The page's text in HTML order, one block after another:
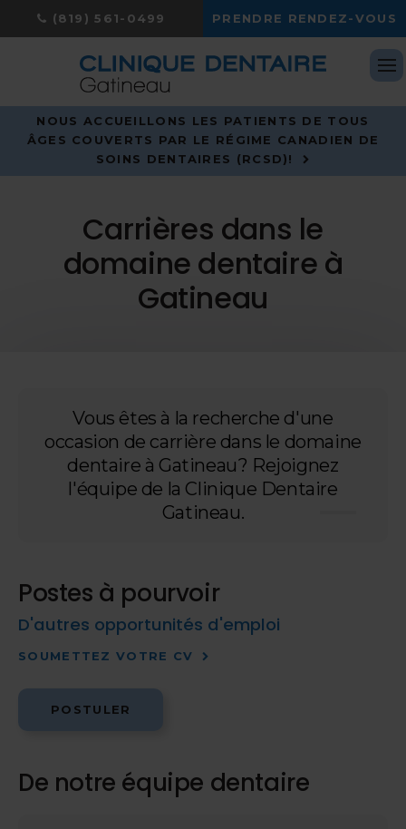
(819) 561-0499 PRENDRE RENDEZ-VOUS
NOUS ACCUEILLONS LES PATIENTS DE TOUS
ÂGES COUVERTS PAR LE RÉGIME CANADIEN DE
SOINS DENTAIRES (RCSD)!
Carrières dans le
domaine dentaire à
Gatineau
Vous êtes à la recherche d'une
occasion de carrière dans le domaine
dentaire à Gatineau? Rejoignez
l'équipe de la Clinique Dentaire
Gatineau.
Postes à pourvoir
D'autres opportunités d'emploi
SOUMETTEZ VOTRE CV
POSTULER
De notre équipe dentaire